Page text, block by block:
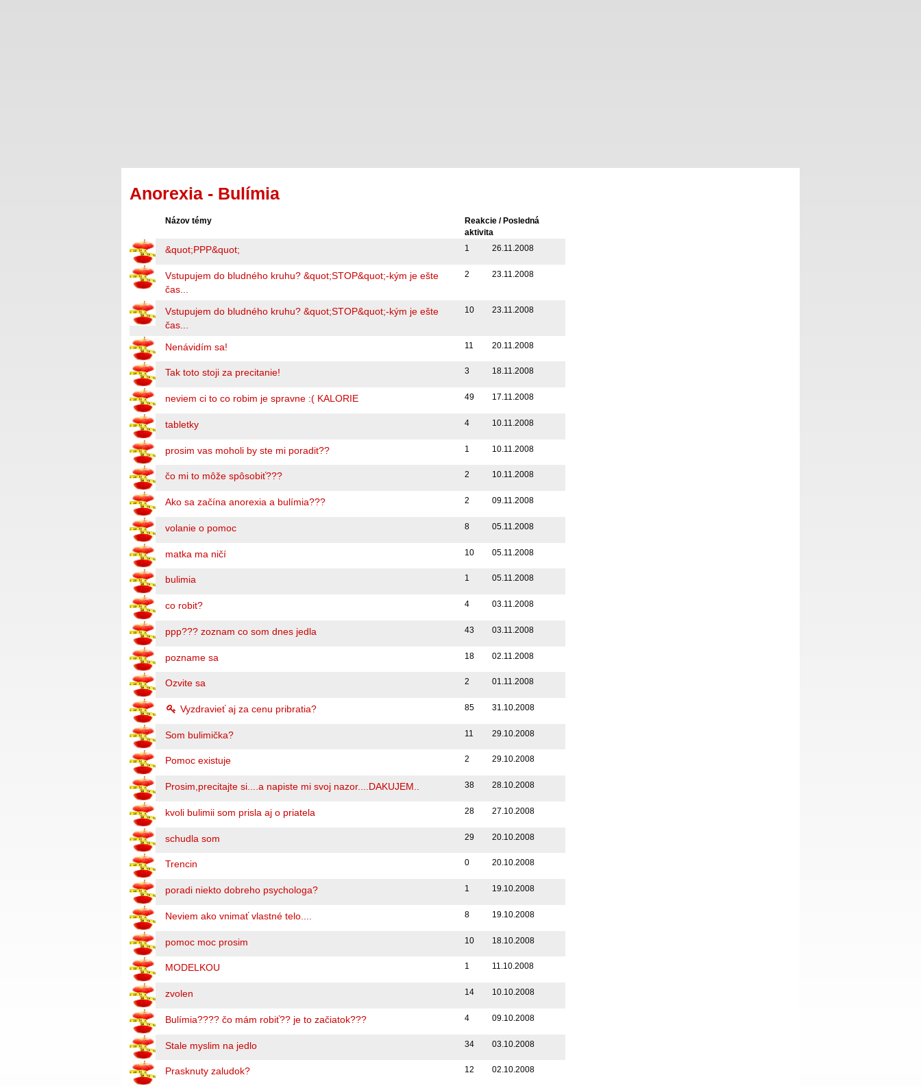
Anorexia - Bulímia
Názov témy
Reakcie / Posledná
aktivita
&quot;PPP&quot; 1 26.11.2008
Vstupujem do bludného kruhu? &quot;STOP&quot;-kým je ešte
čas...
2 23.11.2008
Vstupujem do bludného kruhu? &quot;STOP&quot;-kým je ešte
čas...
10 23.11.2008
Nenávidím sa! 11 20.11.2008
Tak toto stoji za precitanie! 3 18.11.2008
neviem ci to co robim je spravne :( KALORIE 49 17.11.2008
tabletky 4 10.11.2008
prosim vas moholi by ste mi poradit?? 1 10.11.2008
čo mi to môže spôsobiť??? 2 10.11.2008
Ako sa začína anorexia a bulímia??? 2 09.11.2008
volanie o pomoc 8 05.11.2008
matka ma ničí 10 05.11.2008
bulimia 1 05.11.2008
co robit? 4 03.11.2008
ppp??? zoznam co som dnes jedla 43 03.11.2008
pozname sa 18 02.11.2008
Ozvite sa 2 01.11.2008
Vyzdravieť aj za cenu pribratia? 85 31.10.2008
Som bulimička? 11 29.10.2008
Pomoc existuje 2 29.10.2008
Prosim,precitajte si....a napiste mi svoj nazor....DAKUJEM.. 38 28.10.2008
kvoli bulimii som prisla aj o priatela 28 27.10.2008
schudla som 29 20.10.2008
Trencin 0 20.10.2008
poradi niekto dobreho psychologa? 1 19.10.2008
Neviem ako vnimať vlastné telo.... 8 19.10.2008
pomoc moc prosim 10 18.10.2008
MODELKOU 1 11.10.2008
zvolen 14 10.10.2008
Bulímia???? čo mám robiť?? je to začiatok??? 4 09.10.2008
Stale myslim na jedlo 34 03.10.2008
Prasknuty zaludok? 12 02.10.2008